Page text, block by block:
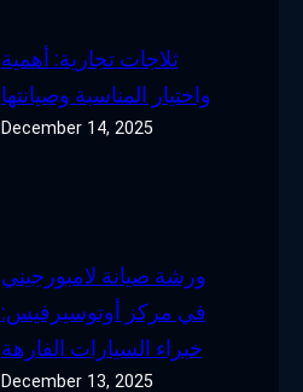
ثلاجات تجارية: أهمية
واختيار المناسبة وصيانتها
December 14, 2025
ورشة صيانة لامبورجيني
في مركز أوتوسيرفيس:
خبراء السيارات الفارهة
December 13, 2025